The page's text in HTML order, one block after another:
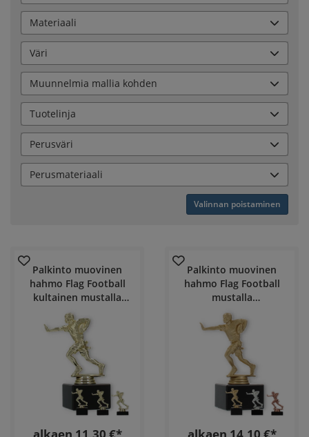
Materiaali
Väri
Muunnelmia mallia kohden
Tuotelinja
Perusväri
Perusmateriaali
Valinnan poistaminen
Palkinto muovinen
hahmo Flag Football
kultainen mustalla
marmoripohjalla
alkaen 11,30 €*
Palkinto muovinen
hahmo Flag Football
mustalla
marmoripohjalla
alkaen 14,10 €*